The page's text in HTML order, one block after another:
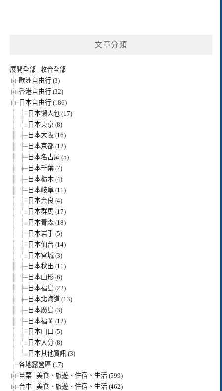
文章分類
展開全部 | 收合全部
歐洲自由行 (3)
香港自由行 (32)
日本自由行 (186)
日本懶人包 (17)
日本東京 (8)
日本大阪 (16)
日本京都 (12)
日本名古屋 (5)
日本千葉 (7)
日本栃木 (4)
日本岐阜 (11)
日本奈良 (4)
日本群馬 (17)
日本青森 (18)
日本岩手 (5)
日本仙台 (14)
日本宮城 (3)
日本秋田 (11)
日本山形 (6)
日本福島 (22)
日本北海道 (13)
日本廣島 (3)
日本福岡 (12)
日本山口 (5)
日本大分 (8)
日本其他資訊 (3)
各地露營區 (17)
苗栗│美食、旅遊、住宿、生活 (599)
台中│美食、旅遊、住宿、生活 (462)